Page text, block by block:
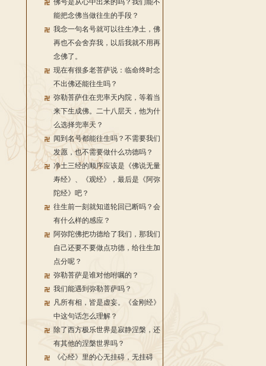
佛号是从心中出来的吗？我们能不
能把念佛当做往生的手段？
我念一句名号就可以往生净土，佛
再也不会舍弃我，以后我就不用再
念佛了。
现在有很多老菩萨说：临命终时念
不出佛还能往生吗？
弥勒菩萨住在兜率天内院，等着当
来下生成佛。二十八层天，他为什
么选择兜率天？
闻到名号都能往生吗？不需要我们
发愿，也不需要做什么功德吗？
净土三经的顺序应该是《佛说无量
寿经》、《观经》，最后是《阿弥
陀经》吧？
往生前一刻就知道轮回已断吗？会
有什么样的感应？
阿弥陀佛把功德给了我们，那我们
自己还要不要做点功德，给往生加
点分呢？
弥勒菩萨是谁对他咐嘱的？
我们能遇到弥勒菩萨吗？
凡所有相，皆是虚妄。《金刚经》
中这句话怎么理解？
除了西方极乐世界是寂静涅槃，还
有其他的涅槃世界吗？
《心经》里的心无挂碍，无挂碍